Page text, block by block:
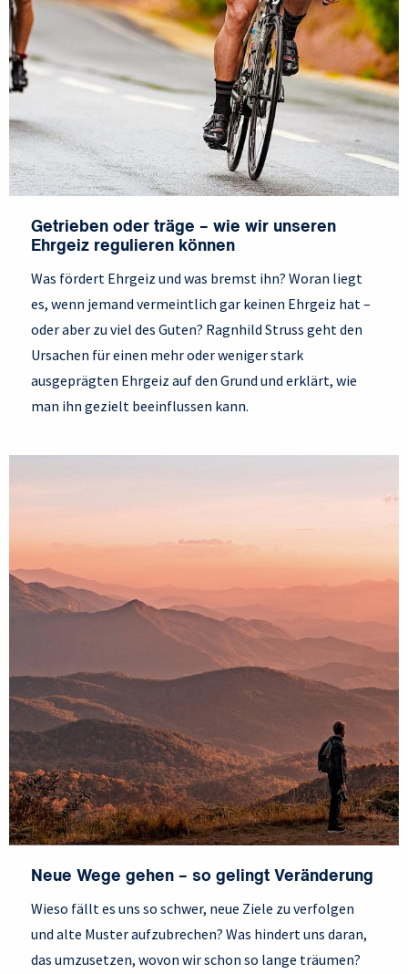
Getrieben oder träge – wie wir unseren
Ehrgeiz regulieren können
Was fördert Ehrgeiz und was bremst ihn? Woran liegt
es, wenn jemand vermeintlich gar keinen Ehrgeiz hat –
oder aber zu viel des Guten? Ragnhild Struss geht den
Ursachen für einen mehr oder weniger stark
ausgeprägten Ehrgeiz auf den Grund und erklärt, wie
man ihn gezielt beeinflussen kann.
Neue Wege gehen – so gelingt Veränderung
Wieso fällt es uns so schwer, neue Ziele zu verfolgen
und alte Muster aufzubrechen? Was hindert uns daran,
das umzusetzen, wovon wir schon so lange träumen?